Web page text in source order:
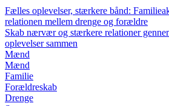
Fælles oplevelser, stærkere bånd:
relationen mellem drenge og forældre
Skab nærvær og stærkere relationer
oplevelser sammen
Mænd
Mænd
Familie
Forældreskab
Drenge